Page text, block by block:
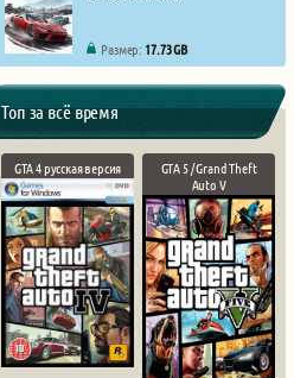
Размер: 17.73 GB
Топ за всё время
GTA 4 русская версия
GTA 5 / Grand Theft
Auto V